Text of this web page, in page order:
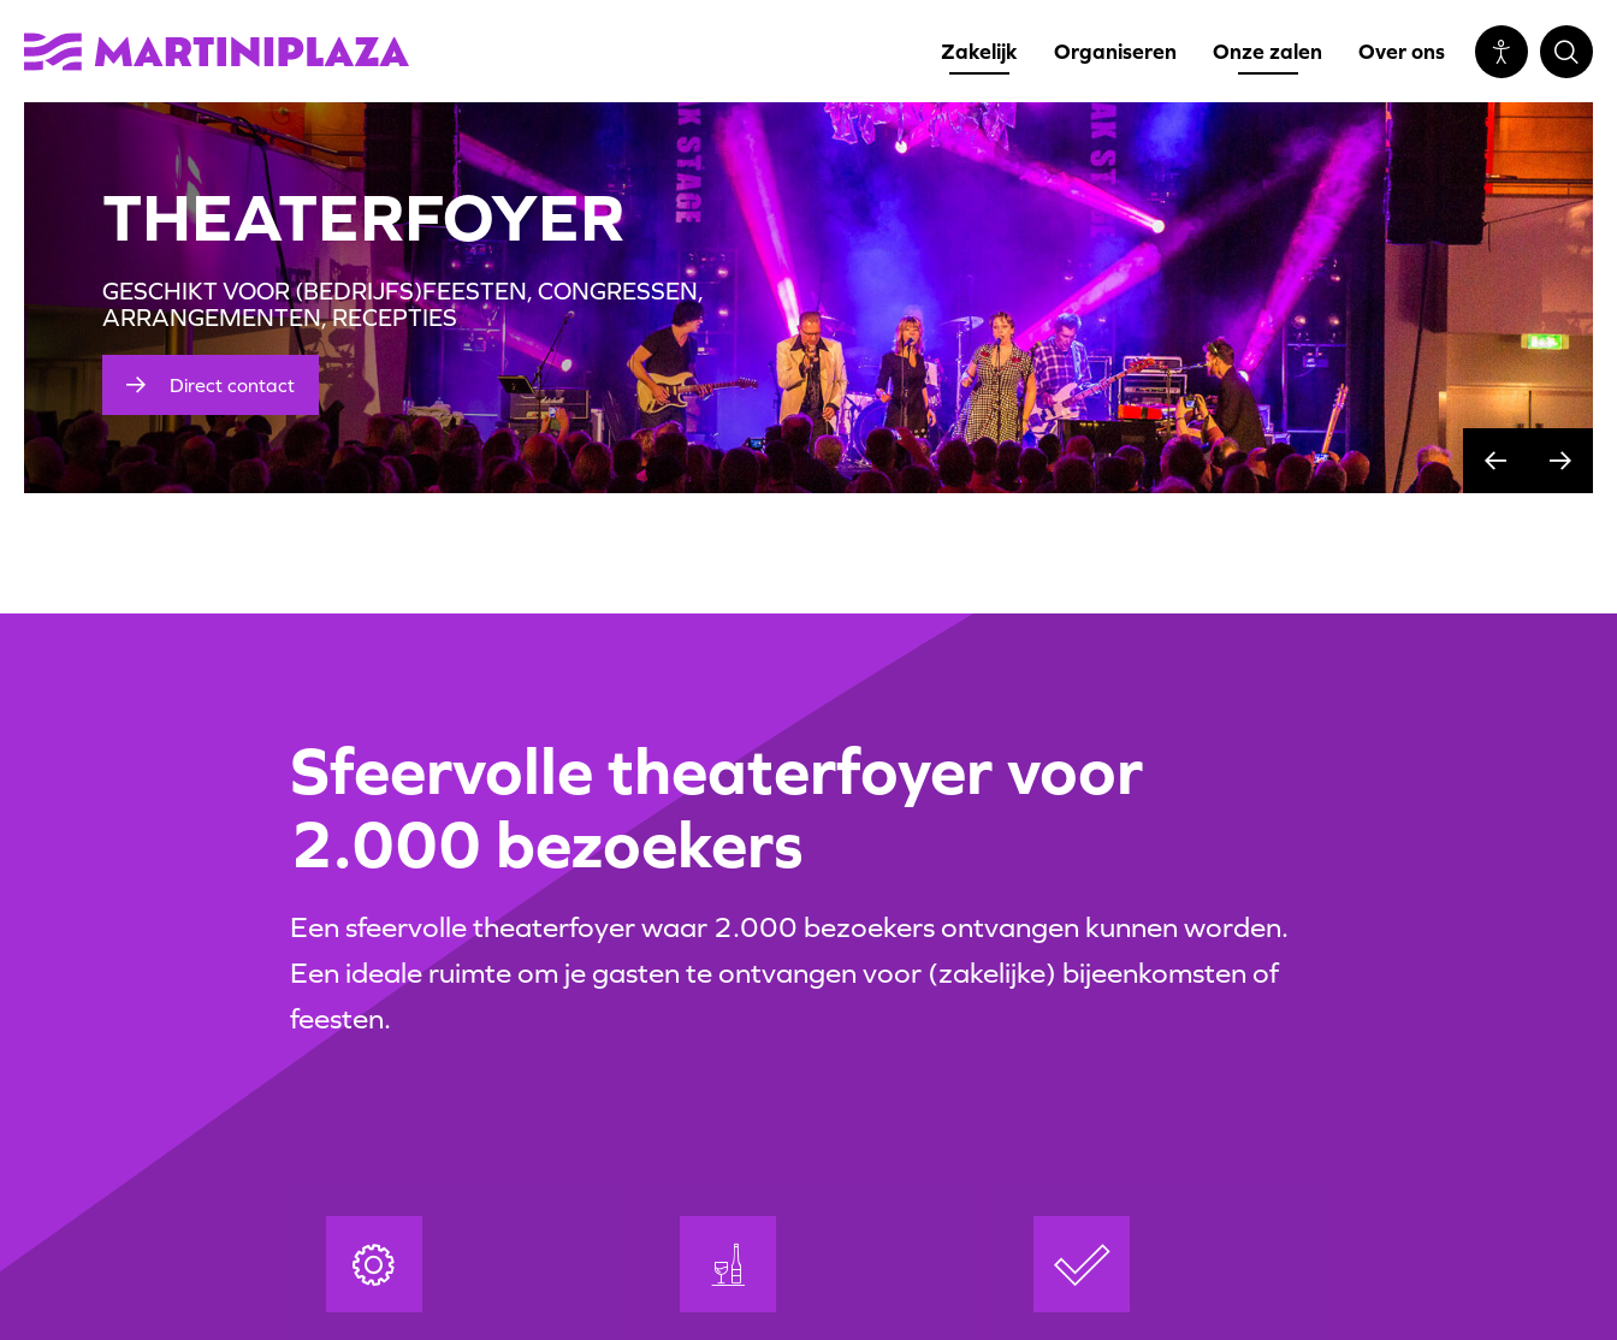
Zakelijk Organiseren Onze zalen Over ons
THEATERFOYER
GESCHIKT VOOR (BEDRIJFS)FEESTEN, CONGRESSEN,
ARRANGEMENTEN, RECEPTIES
Direct contact
Sfeervolle theaterfoyer voor
2.000 bezoekers
Een sfeervolle theaterfoyer waar 2.000 bezoekers ontvangen kunnen worden.
Een ideale ruimte om je gasten te ontvangen voor (zakelijke) bijeenkomsten of
feesten.